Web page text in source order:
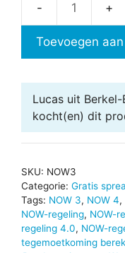
Toevoegen
Lucas uit
kocht(en) dit
SKU: NOW3
Categorie: Gratis
Tags: NOW 3, NOW 4,
NOW-regeling, NOW-
regeling 4.0, NOW-
tegemoetkoming